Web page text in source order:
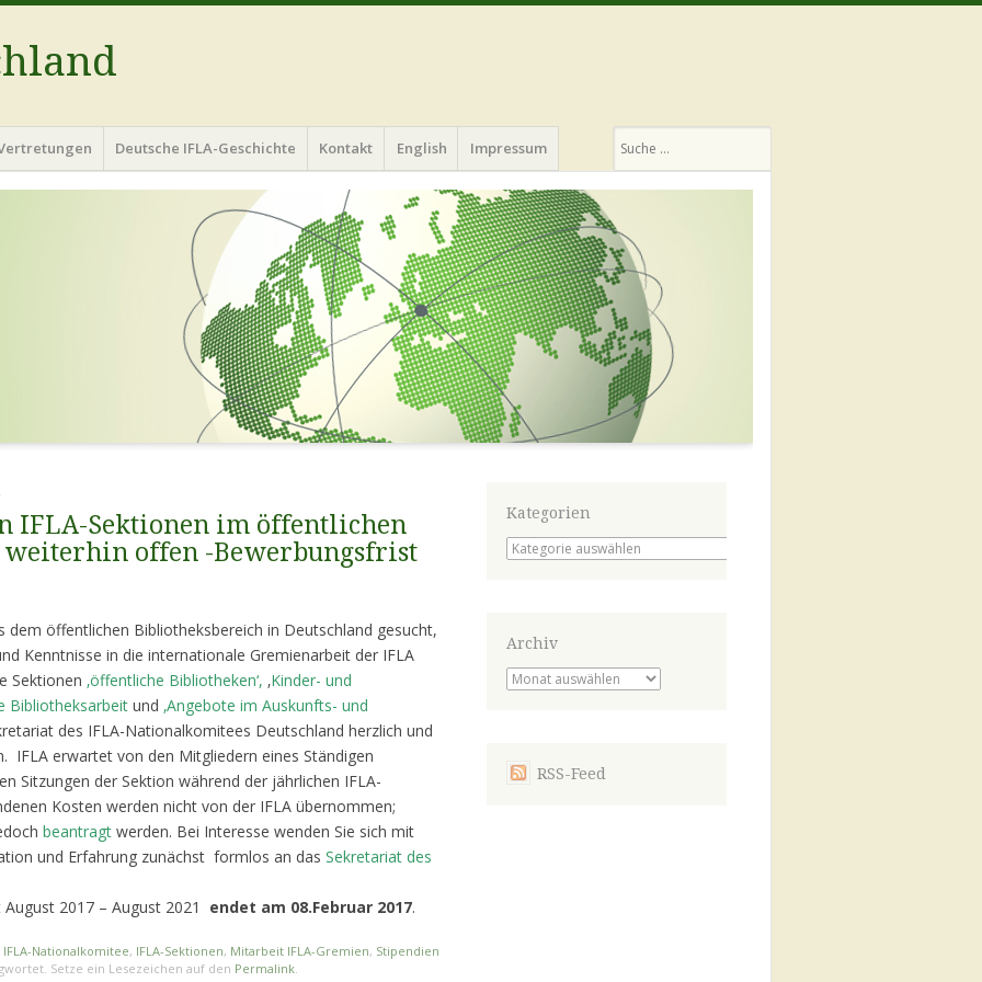
Deutsche IFLA-Geschichte Kontakt English Impressum
IFLA-Sektionen im öffentlichen
offen -Bewerbungsfrist
dem öffentlichen Bibliotheksbereich in Deutschland gesucht,
Kenntnisse in die internationale Gremienarbeit der IFLA
Sektionen ‚öffentliche Bibliotheken‘, ‚Kinder- und
Bibliotheksarbeit und ‚Angebote im Auskunfts- und
des IFLA-Nationalkomitees Deutschland herzlich und
IFLA erwartet von den Mitgliedern eines Ständigen
Sitzungen der Sektion während der jährlichen IFLA-
Kosten werden nicht von der IFLA übernommen;
beantragt werden. Bei Interesse wenden Sie sich mit
und Erfahrung zunächst formlos an das Sekretariat des
2017 – August 2021 endet am 08.Februar 2017.
IFLA-Nationalkomitee, IFLA-Sektionen, Mitarbeit IFLA-Gremien, Stipendien
Setze ein Lesezeichen auf den Permalink
Kategorien
Kategorien
Archiv
Archiv
RSS-Feed